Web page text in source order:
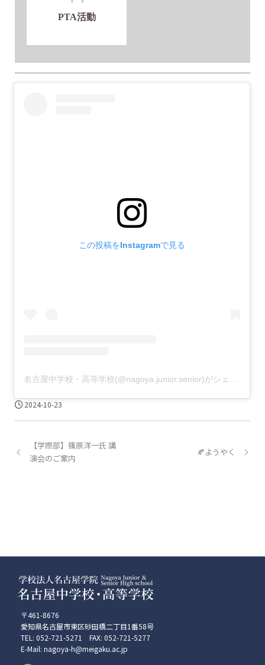
PTA活動
この投稿をInstagramで見る
2024-10-23
【学際部】篠原洋一氏 講
演会のご案内
🍂ようやく
〒461-8676
愛知県名古屋市東区砂田橋二丁目1番58号
TEL: 052-721-5271 FAX: 052-721-5277
E-Mail: nagoya-h@meigaku.ac.jp